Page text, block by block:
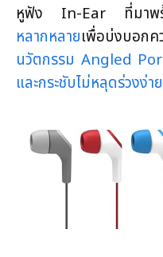
หูฟัง In-Ear ที่มาพ
หลากหลายเพื่อบ่งบอก
นวัตกรรม Angled
และกระชับไม่หลุดร่วงง่า